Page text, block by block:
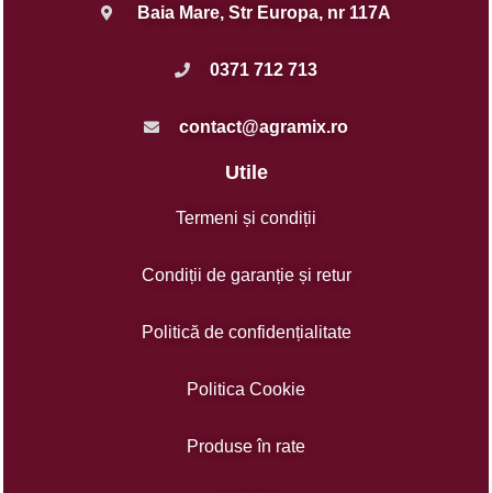
Baia Mare, Str Europa, nr 117A
0371 712 713
contact@agramix.ro
Utile
Termeni și condiții
Condiții de garanție și retur
Politică de confidențialitate
Politica Cookie
Produse în rate